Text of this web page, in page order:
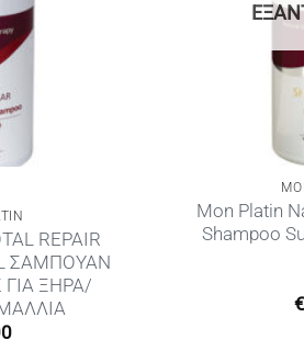
REPAIR
ΣΑΜΠΟΥΑΝ
ΞΗΡΑ/
Mon Platin
Shampoo
€